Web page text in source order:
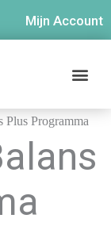
Mijn Account
Plus Programma